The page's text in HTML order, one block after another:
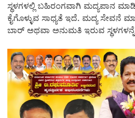
ಸ್ಥಳಗಳಲ್ಲಿ ಬಹಿರಂಗವಾಗಿ ಮದ್ಯಪಾನ
ಕೈಗೊಳ್ಳುವ ಸಾಧ್ಯತೆ ಇದೆ. ಮದ್ಯ ಸೇವನೆ
ಬಾರ್ ಅಥವಾ ಅನುಮತಿ ಇರುವ